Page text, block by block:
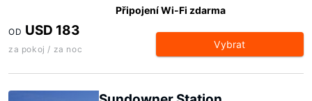
Připojení Wi-Fi zdarma
OD USD 183
za pokoj / za noc Vybrat